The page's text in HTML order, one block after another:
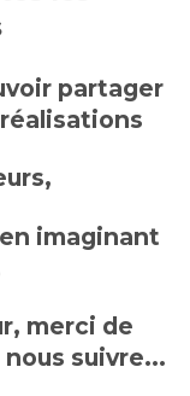
partager
imaginant
merci de
suivre...